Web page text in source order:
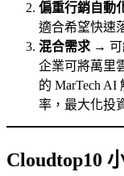
偏重行銷自動
適合希望快速
混合需求 → 可
企業可將萬里
的 MarTech
率，最大化投
Cloudtop10